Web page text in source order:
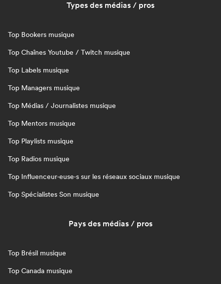
Types des médias / pros
Top Bookers musique
Top Chaînes Youtube / Twitch musique
Top Labels musique
Top Managers musique
Top Médias / Journalistes musique
Top Mentors musique
Top Playlists musique
Top Radios musique
Top Influenceur·euse·s sur les réseaux sociaux musique
Top Spécialistes Son musique
Pays des médias / pros
Top Brésil musique
Top Canada musique